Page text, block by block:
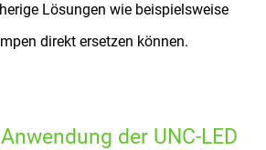
Lösungen wie beispielsweise
direkt ersetzen können.
der UNC-LED